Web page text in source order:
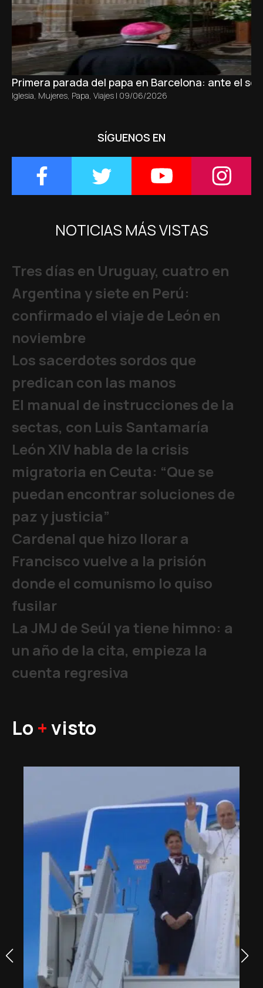
Primera parada del papa en Barcelona: ante el
Iglesia, Mujeres, Papa, Viajes | 09/06/2026
SÍGUENOS EN
NOTICIAS MÁS VISTAS
Tres días en Uruguay, cuatro en
Argentina y siete en Perú:
confirmado el viaje de León en
noviembre
Los sacerdotes sordos que
predican con las manos
El manual de instrucciones de la
sectas, con Luis Santamaría
León XIV habla de la crisis
migratoria en Ceuta: “Que se
puedan encontrar soluciones de
paz y justicia”
Cardenal que hizo llorar a
Francisco vuelve a la prisión
donde el comunismo lo quiso
fusilar
La JMJ de Seúl ya tiene himno: a
un año de la cita, empieza la
cuenta regresiva
Lo +visto